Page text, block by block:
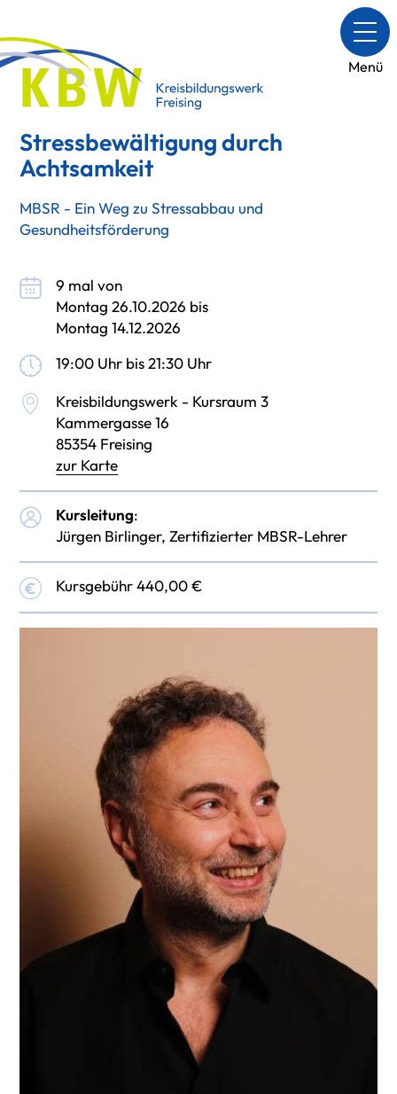
Menü
Stressbewältigung durch
Achtsamkeit
MBSR - Ein Weg zu Stressabbau und
Gesundheitsförderung
9 mal von
Montag 26.10.2026 bis
Montag 14.12.2026
19:00 Uhr bis 21:30 Uhr
Kreisbildungswerk - Kursraum 3
Kammergasse 16
85354 Freising
zur Karte
Kursleitung:
Jürgen Birlinger, Zertifizierter MBSR-Lehrer
Kursgebühr 440,00 €